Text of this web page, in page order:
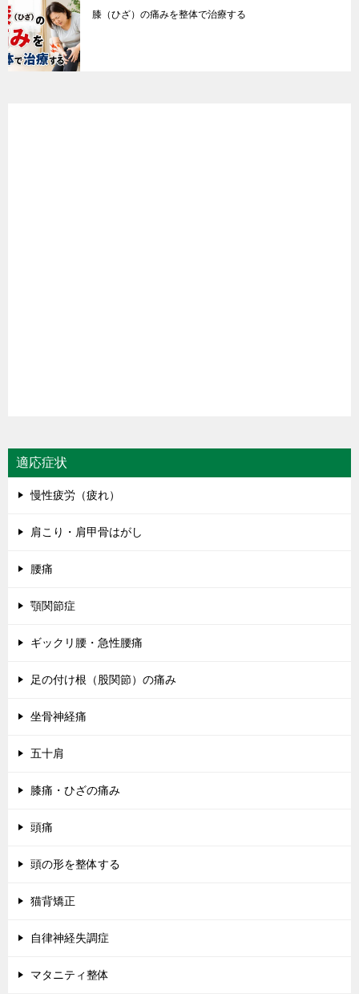
膝（ひざ）の痛みを整体で治療する
適応症状
慢性疲労（疲れ）
肩こり・肩甲骨はがし
腰痛
顎関節症
ギックリ腰・急性腰痛
足の付け根（股関節）の痛み
坐骨神経痛
五十肩
膝痛・ひざの痛み
頭痛
頭の形を整体する
猫背矯正
自律神経失調症
マタニティ整体